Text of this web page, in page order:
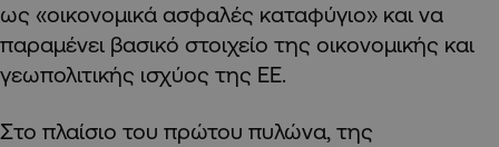
ως «οικονομικά ασφαλές καταφύγιο» και να
παραμένει βασικό στοιχείο της οικονομικής και
γεωπολιτικής ισχύος της ΕΕ.
Στο πλαίσιο του πρώτου πυλώνα, της